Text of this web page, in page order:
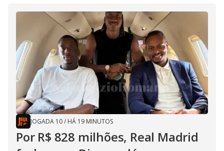
JOGADA 10/ HÁ 19 MINUTOS
Por R$ 828 milhões, Real Madrid